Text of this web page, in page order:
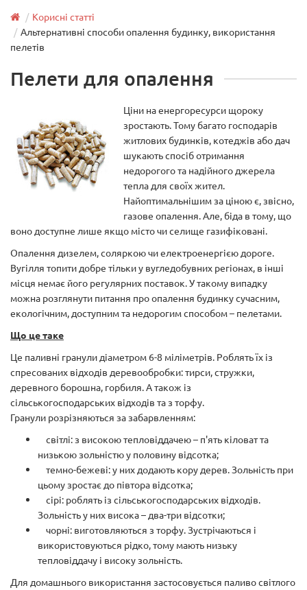
Корисні статті
Альтернативні способи опалення будинку, використання
пелетів
Пелети для опалення
Ціни на енергоресурси щороку
зростають. Тому багато господарів
житлових будинків, котеджів або дач
шукають спосіб отримання
недорогого та надійного джерела
тепла для своїх жител.
Найоптимальнішим за ціною є, звісно,
газове опалення. Але, біда в тому, що
воно доступне лише якщо місто чи селище газифіковані.
Опалення дизелем, соляркою чи електроенергією дороге.
Вугілля топити добре тільки у вугледобувних регіонах, в інші
місця немає його регулярних поставок. У такому випадку
можна розглянути питання про опалення будинку сучасним,
екологічним, доступним та недорогим способом – пелетами.
Що це таке
Це паливні гранули діаметром 6-8 міліметрів. Роблять їх із
спресованих відходів деревообробки: тирси, стружки,
деревного борошна, горбиля. А також із
сільськогосподарських відходів та з торфу.
Гранули розрізняються за забарвленням:
світлі: з високою тепловіддачею – п'ять кіловат та
низькою зольністю у половину відсотка;
темно-бежеві: у них додають кору дерев. Зольність при
цьому зростає до півтора відсотка;
сірі: роблять із сільськогосподарських відходів.
Зольність у них висока – два-три відсотки;
чорні: виготовляються з торфу. Зустрічаються і
використовуються рідко, тому мають низьку
тепловіддачу і високу зольність.
Для домашнього використання застосовується паливо світлого